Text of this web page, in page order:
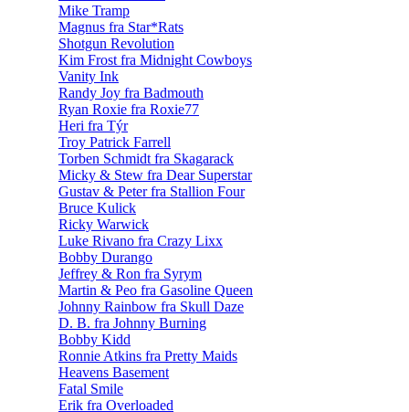
Mike Tramp
Magnus fra Star*Rats
Shotgun Revolution
Kim Frost fra Midnight Cowboys
Vanity Ink
Randy Joy fra Badmouth
Ryan Roxie fra Roxie77
Heri fra Týr
Troy Patrick Farrell
Torben Schmidt fra Skagarack
Micky & Stew fra Dear Superstar
Gustav & Peter fra Stallion Four
Bruce Kulick
Ricky Warwick
Luke Rivano fra Crazy Lixx
Bobby Durango
Jeffrey & Ron fra Syrym
Martin & Peo fra Gasoline Queen
Johnny Rainbow fra Skull Daze
D. B. fra Johnny Burning
Bobby Kidd
Ronnie Atkins fra Pretty Maids
Heavens Basement
Fatal Smile
Erik fra Overloaded